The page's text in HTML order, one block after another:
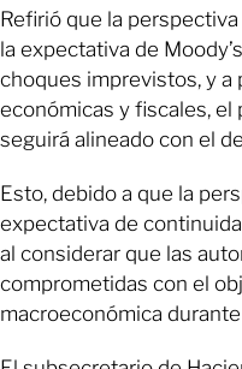
Refirió que la
la expectativa de
choques imprevistos, y
económicas y fiscales,
seguirá alineado con el
Esto, debido a que la
expectativa de
al considerar que las
comprometidas con el
macroeconómica